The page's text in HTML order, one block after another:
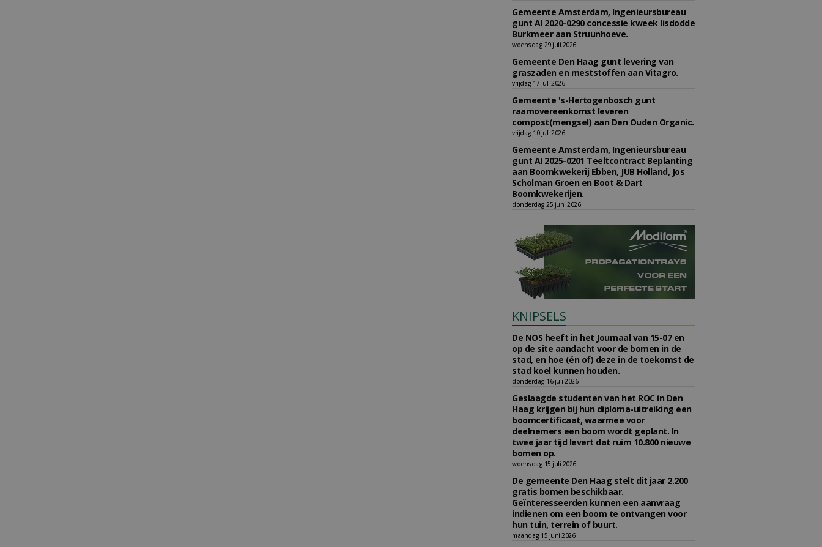
Gemeente Amsterdam, Ingenieursbureau
gunt AI 2020-0290 concessie kweek lisdodde
Burkmeer aan Struunhoeve.
woensdag 29 juli 2026
Gemeente Den Haag gunt levering van
graszaden en meststoffen aan Vitagro.
vrijdag 17 juli 2026
Gemeente 's-Hertogenbosch gunt
raamovereenkomst leveren
compost(mengsel) aan Den Ouden Organic.
vrijdag 10 juli 2026
Gemeente Amsterdam, Ingenieursbureau
gunt AI 2025-0201 Teeltcontract Beplanting
aan Boomkwekerij Ebben, JUB Holland, Jos
Scholman Groen en Boot & Dart
Boomkwekerijen.
donderdag 25 juni 2026
KNIPSELS
De NOS heeft in het Journaal van 15-07 en
op de site aandacht voor de bomen in de
stad, en hoe (én of) deze in de toekomst de
stad koel kunnen houden.
donderdag 16 juli 2026
Geslaagde studenten van het ROC in Den
Haag krijgen bij hun diploma-uitreiking een
boomcertificaat, waarmee voor
deelnemers een boom wordt geplant. In
twee jaar tijd levert dat ruim 10.800 nieuwe
bomen op.
woensdag 15 juli 2026
De gemeente Den Haag stelt dit jaar 2.200
gratis bomen beschikbaar.
Geïnteresseerden kunnen een aanvraag
indienen om een boom te ontvangen voor
hun tuin, terrein of buurt.
maandag 15 juni 2026